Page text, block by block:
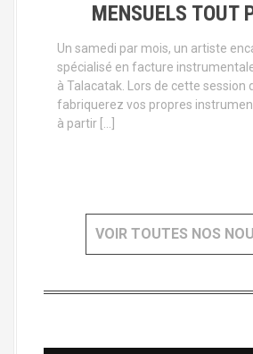
MENSUELS TOUT
Un samedi par mois, un artiste
spécialisé en facture
à Talacatak. Lors de cette session
fabriquerez vos propres
à partir […]
VOIR TOUTES NOS